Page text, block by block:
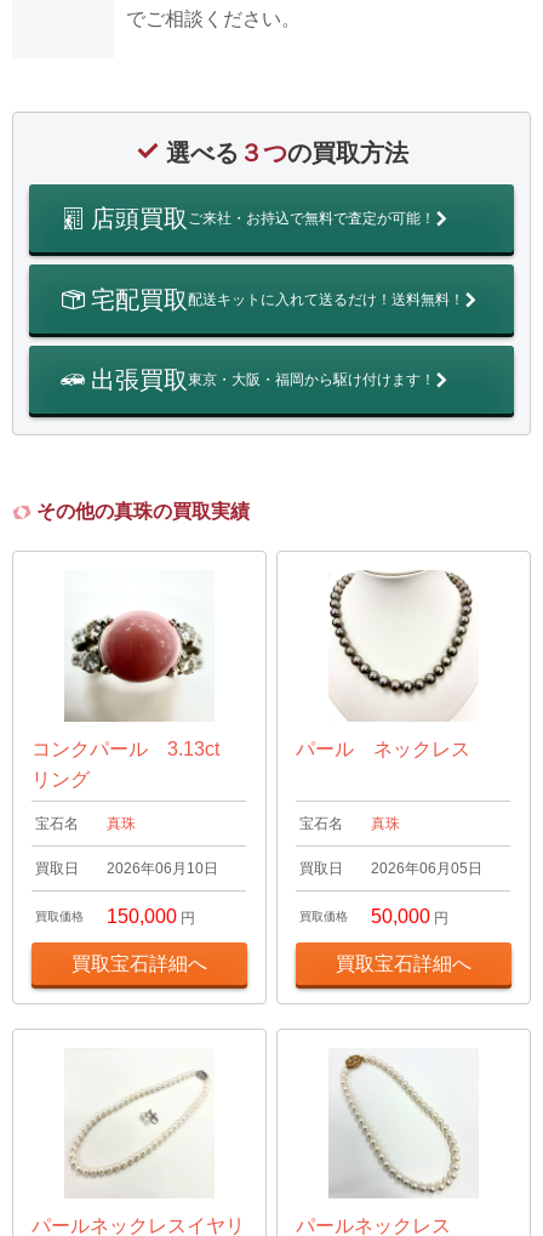
でご相談ください。
選べる ３つの買取方法
店頭買取 ご来社・お持込で無料で査定が可能！
宅配買取配送キットに入れて送るだけ！送料無料！
出張買取東京・大阪・福岡から駆け付けます！
その他の真珠の買取実績
コンクパール 3.13ct
リング
宝石名 真珠
買取日 2026年06月10日
買取価格 150,000 円
買取宝石詳細へ
パール ネックレス
宝石名 真珠
買取日 2026年06月05日
買取価格 50,000 円
買取宝石詳細へ
パールネックレスイヤリ
パールネックレス